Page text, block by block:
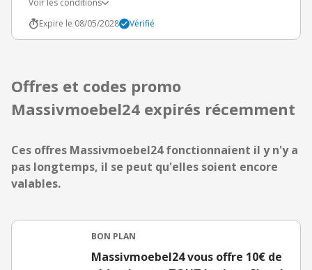
Voir les conditions
Expire le 08/05/2028
Vérifié
Offres et codes promo
Massivmoebel24 expirés récemment
Ces offres Massivmoebel24 fonctionnaient il y n'y a
pas longtemps, il se peut qu'elles soient encore
valables.
BON PLAN
Massivmoebel24 vous offre 10€ de